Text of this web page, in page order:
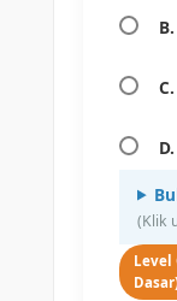
Level